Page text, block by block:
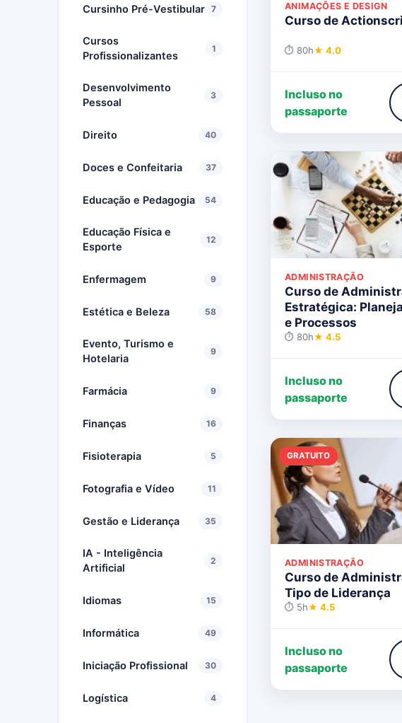
Cursinho Pré-Vestibular 7
Cursos
Profissionalizantes
1
Desenvolvimento
Pessoal
3
Direito 40
Doces e Confeitaria 37
Educação e Pedagogia 54
Educação Física e
Esporte
12
Enfermagem 9
Estética e Beleza 58
Evento, Turismo e
Hotelaria
9
Farmácia 9
Finanças 16
Fisioterapia 5
Fotografia e Vídeo 11
Gestão e Liderança 35
IA - Inteligência
Artificial
2
Idiomas 15
Informática 49
Iniciação Profissional 30
Logística 4
ANIMAÇÕES E DESIGN
Curso de
⏱ 80h★ 4.0
Incluso no
passaporte
ADMINISTRAÇÃO
Curso de
Estratégica:
e Processos
⏱ 80h★ 4.5
Incluso no
passaporte
GRATUITO
ADMINISTRAÇÃO
Curso de
Tipo de Liderança
⏱ 5h★ 4.5
Incluso no
passaporte